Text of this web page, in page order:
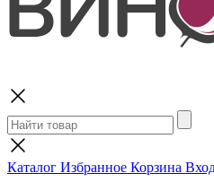
Каталог Избранное Корзина